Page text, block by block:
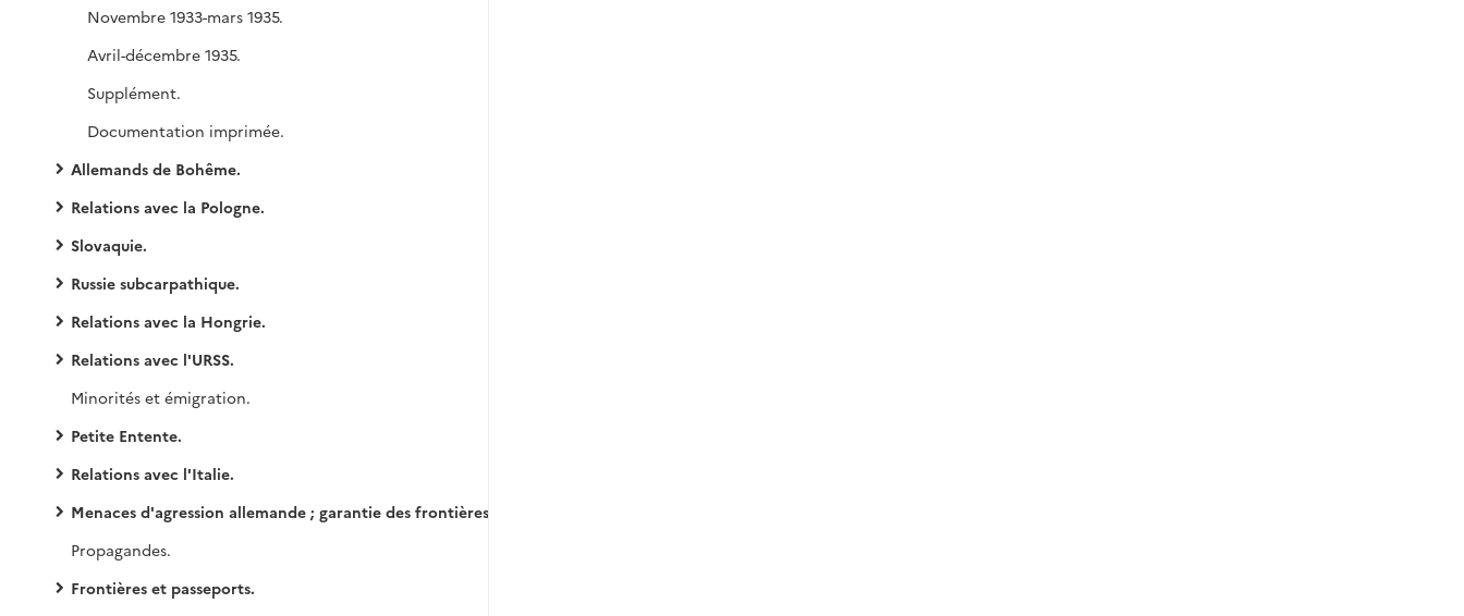
Novembre 1933-mars 1935.
Avril-décembre 1935.
Supplément.
Documentation imprimée.
Allemands de Bohême.
Relations avec la Pologne.
Slovaquie.
Russie subcarpathique.
Relations avec la Hongrie.
Relations avec l'URSS.
Minorités et émigration.
Petite Entente.
Relations avec l'Italie.
Menaces d'agression allemande ; garantie des frontières.
Propagandes.
Frontières et passeports.